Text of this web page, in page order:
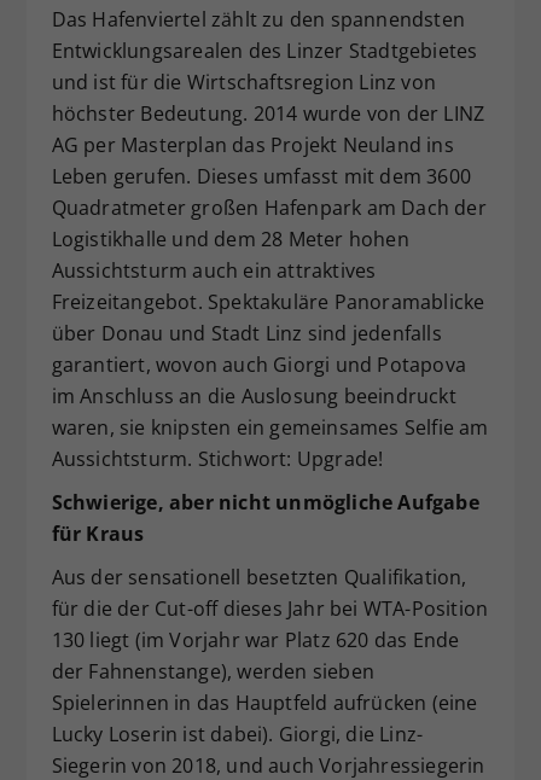
Das Hafenviertel zählt zu den spannendsten
Entwicklungsarealen des Linzer Stadtgebietes
und ist für die Wirtschaftsregion Linz von
höchster Bedeutung. 2014 wurde von der LINZ
AG per Masterplan das Projekt Neuland ins
Leben gerufen. Dieses umfasst mit dem 3600
Quadratmeter großen Hafenpark am Dach der
Logistikhalle und dem 28 Meter hohen
Aussichtsturm auch ein attraktives
Freizeitangebot. Spektakuläre Panoramablicke
über Donau und Stadt Linz sind jedenfalls
garantiert, wovon auch Giorgi und Potapova
im Anschluss an die Auslosung beeindruckt
waren, sie knipsten ein gemeinsames Selfie am
Aussichtsturm. Stichwort: Upgrade!
Schwierige, aber nicht unmögliche Aufgabe
für Kraus
Aus der sensationell besetzten Qualifikation,
für die der Cut-off dieses Jahr bei WTA-Position
130 liegt (im Vorjahr war Platz 620 das Ende
der Fahnenstange), werden sieben
Spielerinnen in das Hauptfeld aufrücken (eine
Lucky Loserin ist dabei). Giorgi, die Linz-
Siegerin von 2018, und auch Vorjahressiegerin